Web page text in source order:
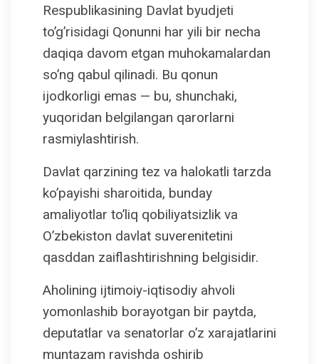
Respublikasining Davlat byudjeti
to’g’risidagi Qonunni har yili bir necha
daqiqa davom etgan muhokamalardan
so’ng qabul qilinadi. Bu qonun
ijodkorligi emas — bu, shunchaki,
yuqoridan belgilangan qarorlarni
rasmiylashtirish.
Davlat qarzining tez va halokatli tarzda
ko’payishi sharoitida, bunday
amaliyotlar to’liq qobiliyatsizlik va
O’zbekiston davlat suverenitetini
qasddan zaiflashtirishning belgisidir.
Aholining ijtimoiy-iqtisodiy ahvoli
yomonlashib borayotgan bir paytda,
deputatlar va senatorlar o’z xarajatlarini
muntazam ravishda oshirib